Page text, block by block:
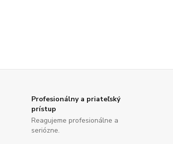
Profesionálny a priateľský
prístup
Reagujeme profesionálne a
seriózne.